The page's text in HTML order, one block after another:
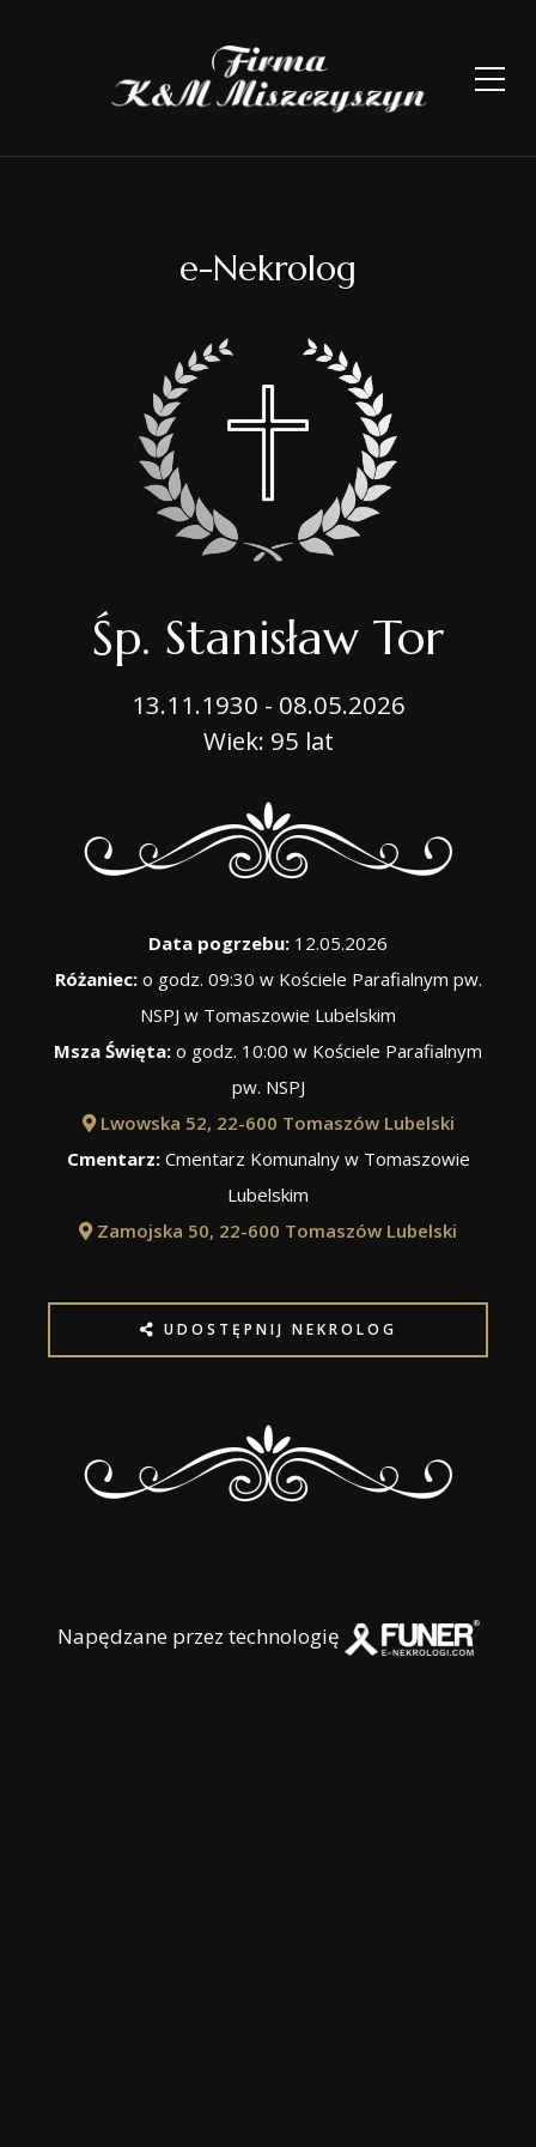
e-Nekrolog
Śp. Stanisław Tor
13.11.1930 - 08.05.2026
Wiek: 95 lat
Data pogrzebu: 12.05.2026
Różaniec:o godz. 09:30 w Kościele Parafialnym pw.
NSPJ w Tomaszowie Lubelskim
Msza Święta: o godz. 10:00 w Kościele Parafialnym
pw. NSPJ
Lwowska 52, 22-600 Tomaszów Lubelski
Cmentarz:Cmentarz Komunalny w Tomaszowie
Lubelskim
Zamojska 50, 22-600 Tomaszów Lubelski
UDOSTĘPNIJ NEKROLOG
Napędzane przez technologię